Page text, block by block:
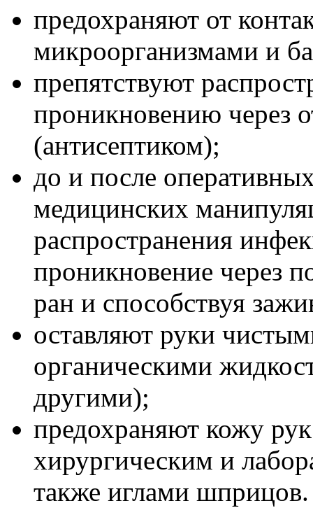
предохраняют от
микроорганизмами и
препятствуют
проникновению через
(антисептиком);
до и после
медицинских
распространения
проникновение через
ран и способствуя
оставляют руки
органическими
другими);
предохраняют кожу
хирургическим и
также иглами шприцов.